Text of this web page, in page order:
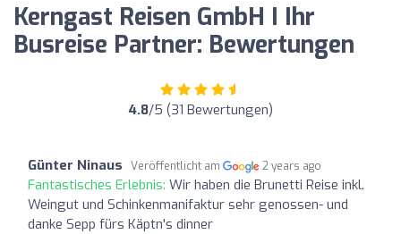
Kerngast Reisen GmbH I Ihr
Busreise Partner: Bewertungen
4.8/5 (31 Bewertungen)
Günter Ninaus Veröffentlicht am 2 years ago
Fantastisches Erlebnis: Wir haben die Brunetti Reise inkl.
Weingut und Schinkenmanifaktur sehr genossen- und
danke Sepp fürs Käptn's dinner